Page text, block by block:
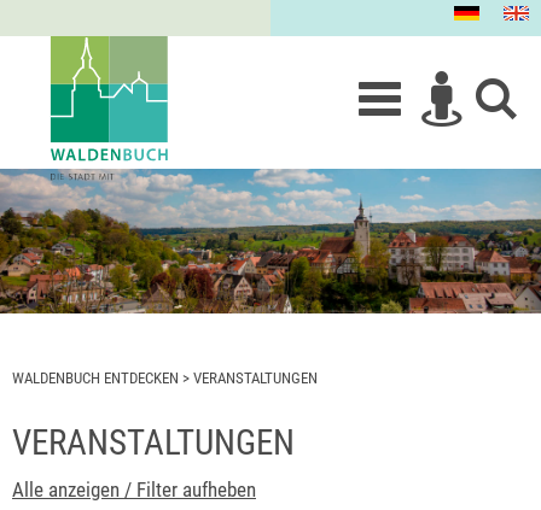
WALDENBUCH ENTDECKEN > VERANSTALTUNGEN
VERANSTALTUNGEN
Alle anzeigen / Filter aufheben